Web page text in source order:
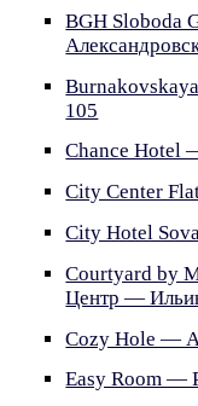
BGH Sloboda
105
Chance
City Center
City Hotel
Courtyard by
Центр —
Cozy Hole —
Easy Room —